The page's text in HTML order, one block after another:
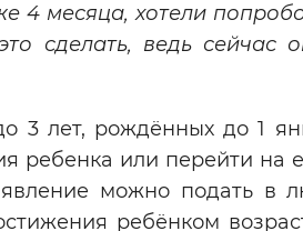
4 месяца, хотели
сделать, ведь сейчас
3 лет, рождённых до 1
ребенка или перейти на
можно подать в
ребёнком